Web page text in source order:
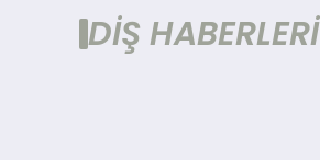
DIŞ HABERLERI